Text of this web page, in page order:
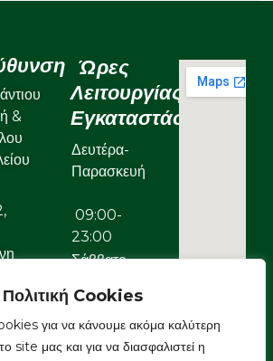
Πολιτική Cookies
για να κάνουμε ακόμα καλύτερη
site μας και για να διασφαλιστεί η
&
Ώρες
Λειτουργίας
Εγκαταστάσεων
Δευτέρα-
Παρασκευή
09:00-
23:00
Σάββατο
09:00-
22:00
Κυριακή